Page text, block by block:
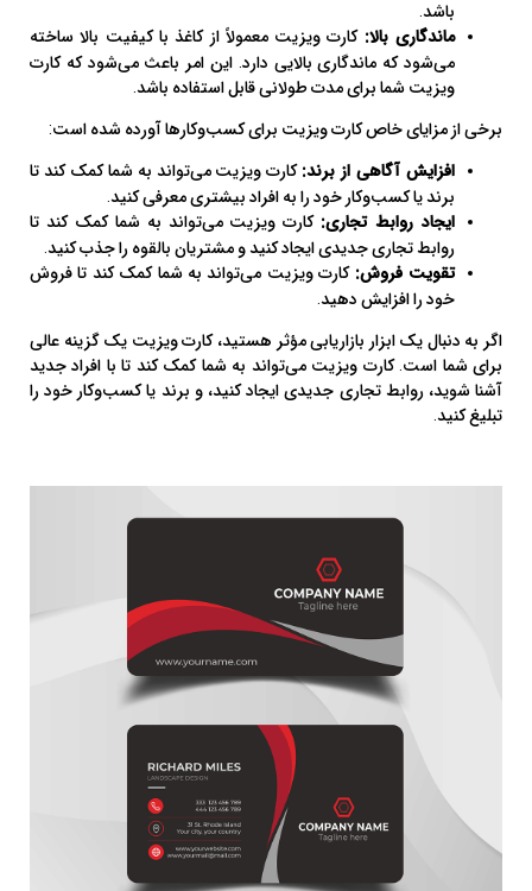
باشد.
ماندگاری بالا: کارت ویزیت معمولاً از کاغذ با کیفیت بالا ساخته
می‌شود که ماندگاری بالایی دارد. این امر باعث می‌شود که کارت
ویزیت شما برای مدت طولانی قابل استفاده باشد.
برخی از مزایای خاص کارت ویزیت برای کسب‌وکارها آورده شده است:
افزایش آگاهی از برند: کارت ویزیت می‌تواند به شما کمک کند تا
برند یا کسب‌وکار خود را به افراد بیشتری معرفی کنید.
ایجاد روابط تجاری: کارت ویزیت می‌تواند به شما کمک کند تا
روابط تجاری جدیدی ایجاد کنید و مشتریان بالقوه را جذب کنید.
تقویت فروش: کارت ویزیت می‌تواند به شما کمک کند تا فروش
خود را افزایش دهید.
اگر به دنبال یک ابزار بازاریابی مؤثر هستید، کارت ویزیت یک گزینه عالی
برای شما است. کارت ویزیت می‌تواند به شما کمک کند تا با افراد جدید
آشنا شوید، روابط تجاری جدیدی ایجاد کنید، و برند یا کسب‌وکار خود را
تبلیغ کنید.